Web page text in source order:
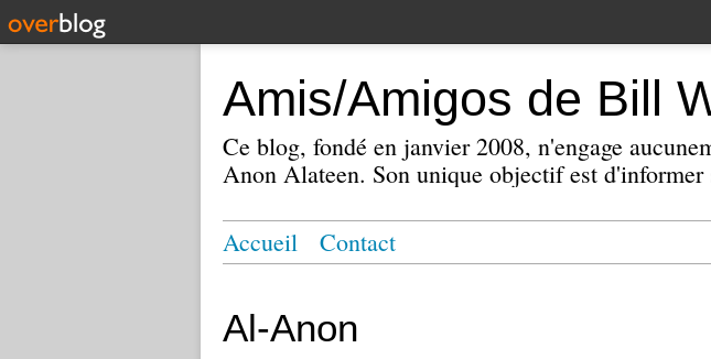
Amis/Amigos de Bill
Ce blog, fondé en janvier 2008, n'engage
Anon Alateen. Son unique objectif est
Accueil Contact
Al-Anon